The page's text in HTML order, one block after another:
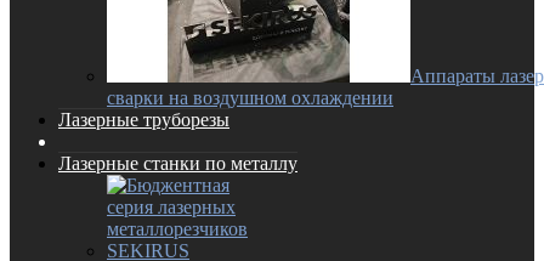
Аппараты
сварки на воздушном охлаждении
Лазерные труборезы
Лазерные станки по металлу